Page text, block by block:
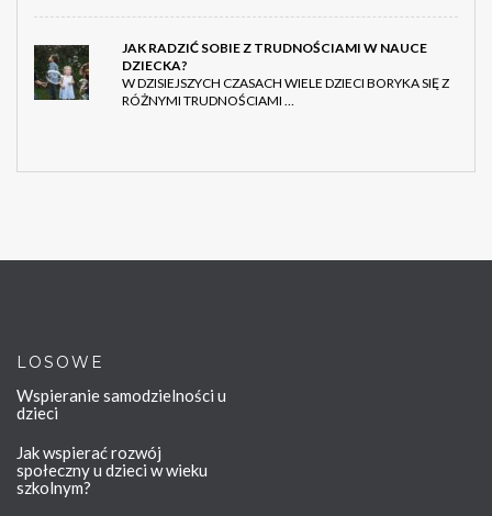
JAK RADZIĆ SOBIE Z TRUDNOŚCIAMI W NAUCE
DZIECKA?
W DZISIEJSZYCH CZASACH WIELE DZIECI BORYKA SIĘ Z
RÓŻNYMI TRUDNOŚCIAMI …
LOSOWE
Wspieranie samodzielności u
dzieci
Jak wspierać rozwój
społeczny u dzieci w wieku
szkolnym?